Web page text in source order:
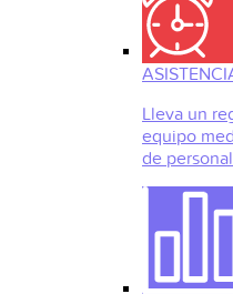
Lleva un
equipo
de